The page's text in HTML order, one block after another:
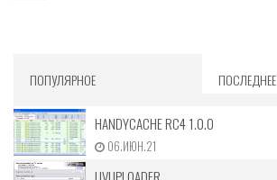
ПОПУЛЯРНОЕ ПОСЛЕДНЕЕ
HANDYCACHE RC4 1.0.0
06.ИЮН.21